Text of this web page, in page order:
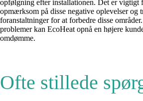
opfølgning efter installationen. Det er vigtigt
opmærksom på disse negative oplevelser og
foranstaltninger for at forbedre disse
problemer kan EcoHeat opnå en højere
omdømme.
Ofte stillede